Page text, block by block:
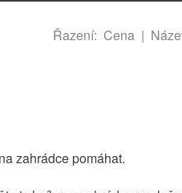
Řazení: Cena |
zahrádce pomáhat.